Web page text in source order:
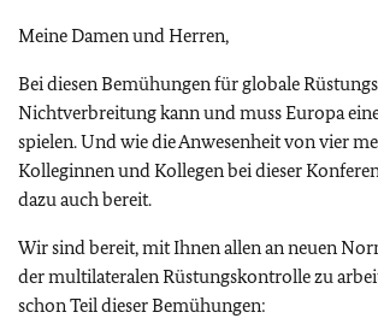
Meine Damen und Herren,
Bei diesen Bemühungen für globale
Nichtverbreitung kann und muss Europa
spielen. Und wie die Anwesenheit von vier
Kolleginnen und Kollegen bei dieser
dazu auch bereit.
Wir sind bereit, mit Ihnen allen an neuen
der multilateralen Rüstungskontrolle zu
schon Teil dieser Bemühungen: